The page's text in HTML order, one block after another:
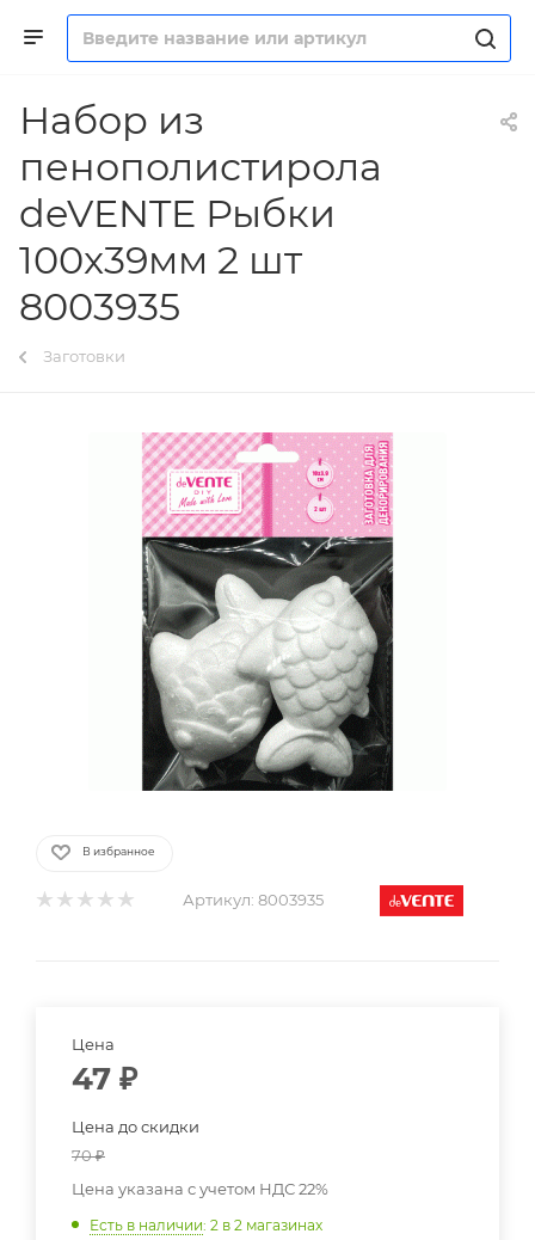
Набор из
пенополистирола
deVENTE Рыбки
100x39мм 2 шт
8003935
Заготовки
В избранное
Артикул: 8003935
Цена
47 ₽
Цена до скидки
70₽
Цена указана с учетом НДС 22%
Есть в наличии: 2 в 2 магазинах